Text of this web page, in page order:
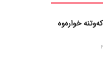
خوارەوە